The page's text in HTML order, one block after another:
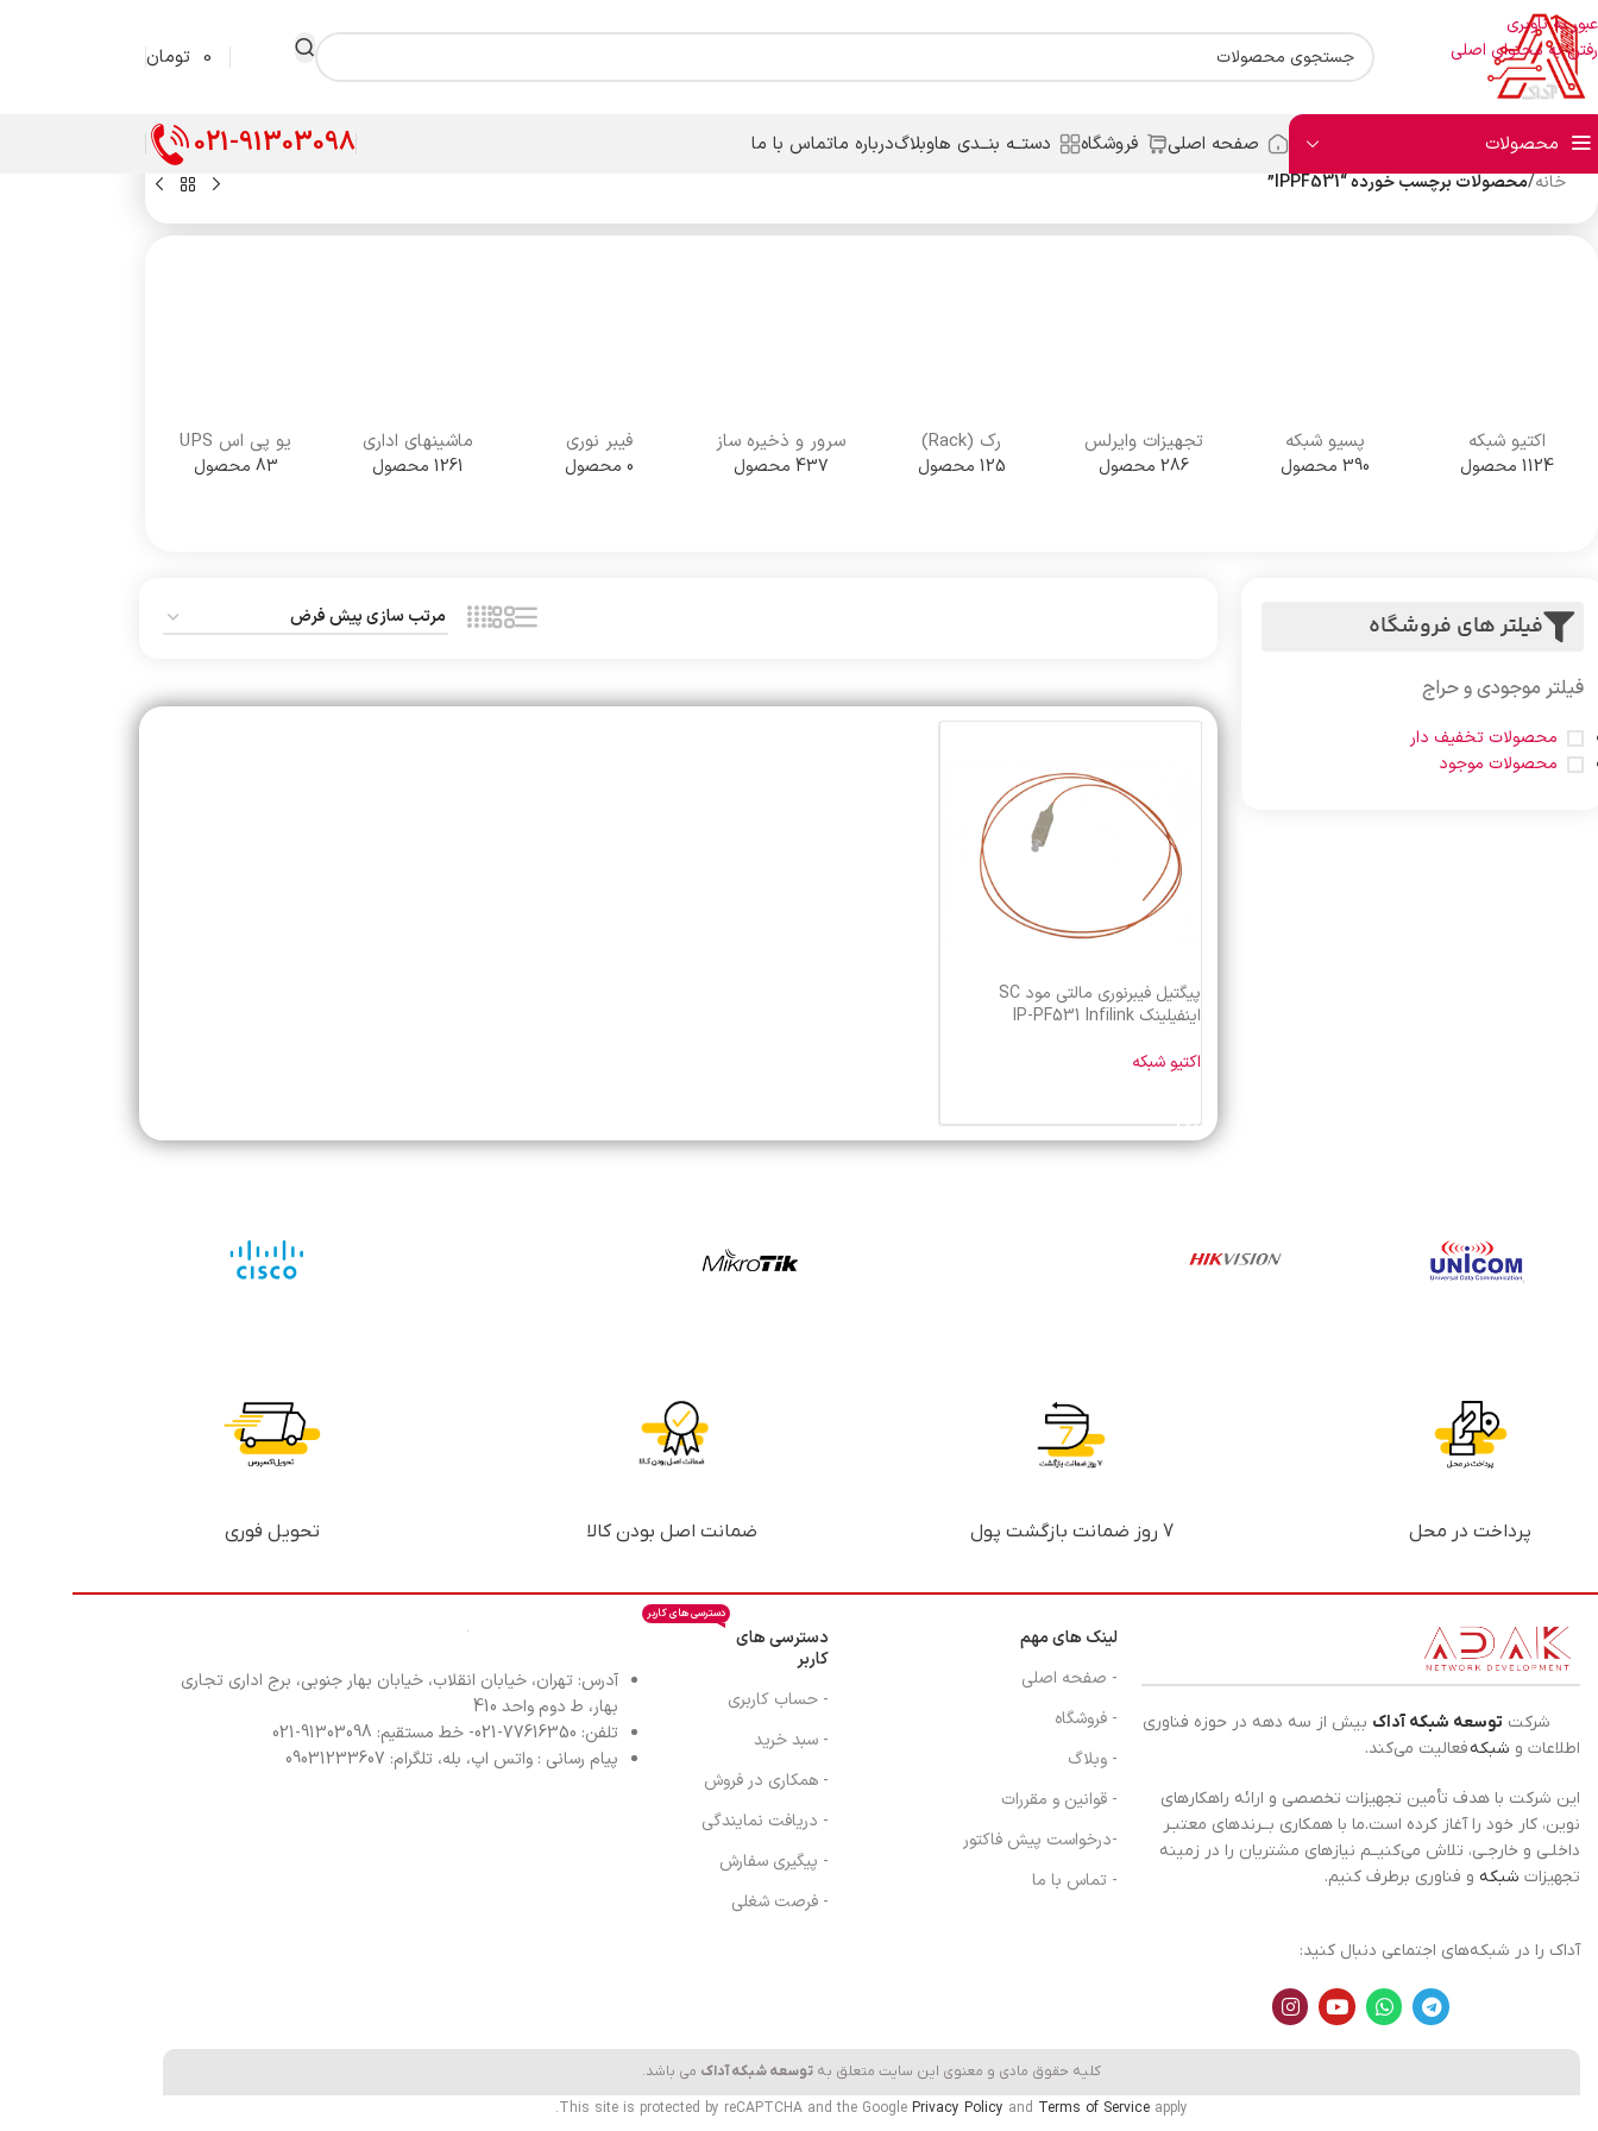
عبور به ناوبری
رفتن به محتوای اصلی
0 تومان
محصولات صفحه اصلی فروشگاه دستــه بنــدی هاوبلاگدرباره ماتماس با ما 021-91303098
خانه/محصولات برچسب خورده “IPPF531”
اکتیو شبکه
1124 محصول
پسیو شبکه
390 محصول
تجهیزات وایرلس
286 محصول
رک (Rack)
125 محصول
سرور و ذخیره ساز
437 محصول
فیبر نوری
0 محصول
ماشینهای اداری
1261 محصول
یو پی اس UPS
83 محصول
فیلتر های فروشگاه
فیلتر موجودی و حراج
محصولات تخفیف دار
محصولات موجود
پیگتیل فیبرنوری مالتی مود SC
اینفیلینک IP-PF531 Infilink
اکتیو شبکه
پرداخت در محل 7 روز ضمانت بازگشت پول ضمانت اصل بودن کالا تحویل فوری
شرکت توسعه شبکه آداک بیش از سه دهه در حوزه فناوری
اطلاعات و شبکهفعالیت می‌کند.
این شرکت با هدف تأمین تجهیزات تخصصی و ارائه راهکارهای
نوین، کار خود را آغاز کرده است.ما با همکاری بــرندهای معتبـر
داخلـی و خارجـی، تلاش می‌کنیــم نیازهای مشتریان را در زمینه
تجهیزات شبکه و فناوری برطرف کنیم.
آداک را در شبکه‌های اجتماعی دنبال کنید:
لینک های مهم
- صفحه اصلی
- فروشگاه
- وبلاگ
- قوانین و مقررات
-درخواست پیش فاکتور
- تماس با ما
دسترسی های
کاربر
دسترسی های کاربر
- حساب کاربری
- سبد خرید
- همکاری در فروش
- دریافت نمایندگی
- پیگیری سفارش
- فرصت شغلی
آدرس: تهران، خیابان انقلاب، خیابان بهار جنوبی، برج اداری تجاری
بهار، ط دوم واحد 410
تلفن: 77616350-021- خط مستقیم: 91303098-021
پیام رسانی : واتس اپ، بله، تلگرام: 09031233607
کلیه حقوق مادی و معنوی این سایت متعلق به توسعه شبکه آداک می باشد.
This site is protected by reCAPTCHA and the Google Privacy Policy and Terms of Service apply.